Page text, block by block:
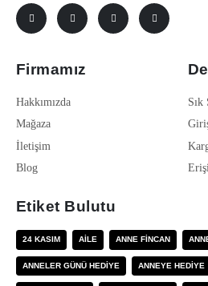
Firmamız
Hakkımızda
Mağaza
İletişim
Blog
Etiket Bulutu
24 KASIM AILE ANNE FINCAN
ANNELER GÜNÜ HEDIYE ANNEYE HEDIYE